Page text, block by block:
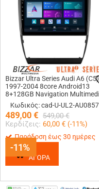
-11%
Bizzar Ultra Series Audi A6 (C5)
1997-2004 8core Android13
8+128GB Navigation
Tablet 9
Κωδικός: cad-U-UL2-AU0857
489,00€ 549,00 €
Κερδίζεις: 60,00 € (-11%)
-11%
Παράδοση έως 30 ημέρες
ΑΓΟΡΑ